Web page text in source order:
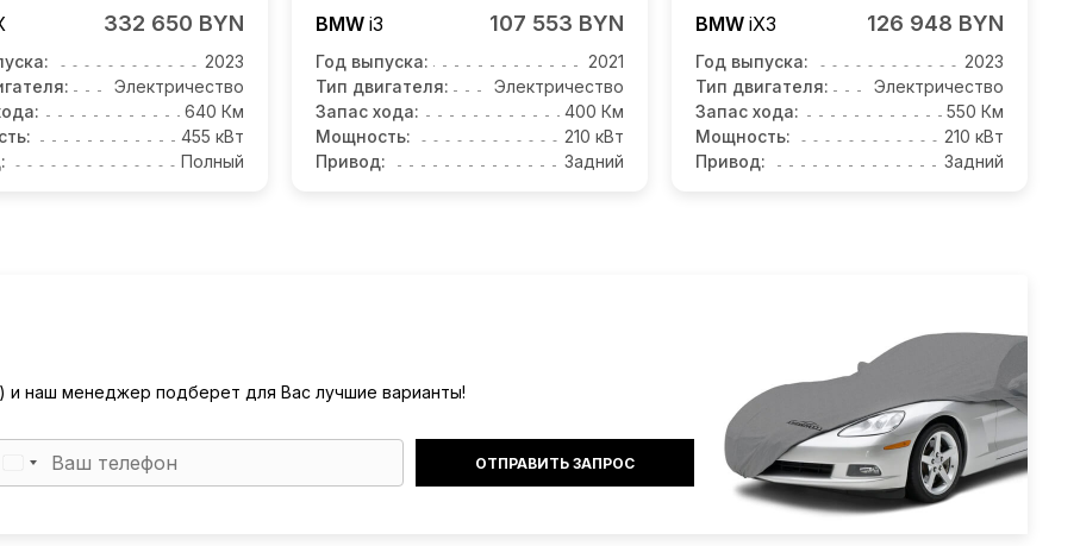
332 650 BYN
2023
Электричество
640 Км
455 кВт
Полный
BMW i3 107 553 BYN
Год выпуска:
2021
Тип двигателя:
Электричество
Запас хода:
400 Км
Мощность:
210 кВт
Привод:
Задний
BMW iX3 126 948 BYN
Год выпуска:
2023
Тип двигателя:
Электричество
Запас хода:
550 Км
Мощность:
210 кВт
Привод:
Задний
наш менеджер подберет для Вас лучшие варианты!